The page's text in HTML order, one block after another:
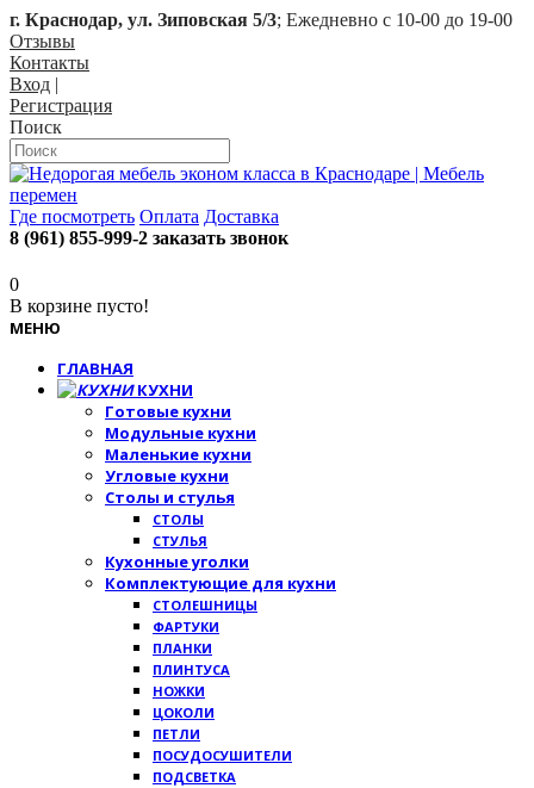
г. Краснодар, ул. Зиповская 5/3; Ежедневно с 10-00 до 19-00
Отзывы
Контакты
Вход |
Регистрация
Поиск
Где посмотреть Оплата Доставка
8 (961) 855-999-2 заказать звонок
0
В корзине пусто!
МЕНЮ
ГЛАВНАЯ
КУХНИ
Готовые кухни
Модульные кухни
Маленькие кухни
Угловые кухни
Столы и стулья
СТОЛЫ
СТУЛЬЯ
Кухонные уголки
Комплектующие для кухни
СТОЛЕШНИЦЫ
ФАРТУКИ
ПЛАНКИ
ПЛИНТУСА
НОЖКИ
ЦОКОЛИ
ПЕТЛИ
ПОСУДОСУШИТЕЛИ
ПОДСВЕТКА